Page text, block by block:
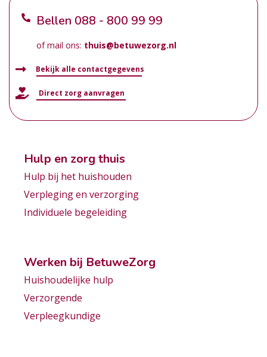
Bellen 088 - 800 99 99
of mail ons: thuis@betuwezorg.nl
Bekijk alle contactgegevens
Direct zorg aanvragen
Hulp en zorg thuis
Hulp bij het huishouden
Verpleging en verzorging
Individuele begeleiding
Werken bij BetuweZorg
Huishoudelijke hulp
Verzorgende
Verpleegkundige